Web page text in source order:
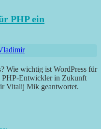
PHP ein
Wie wichtig ist WordPress für
PHP-Entwickler in Zukunft
Vitalij Mik geantwortet.